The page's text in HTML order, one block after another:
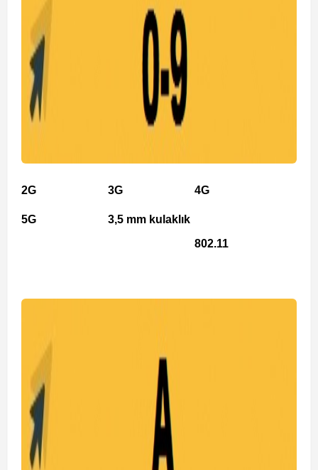
2G 3G 4G
5G
3,5 mm kulaklık
802.11